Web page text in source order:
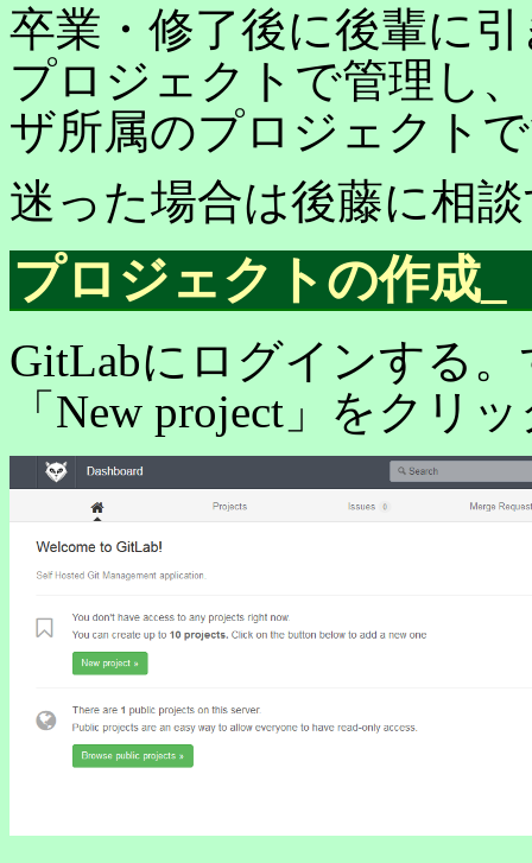
卒業・修了後に後輩に
プロジェクトで管理し
ザ所属のプロジェクト
迷った場合は後藤に相
プロジェクトの作成
GitLabにログインする
「New project」をクリ